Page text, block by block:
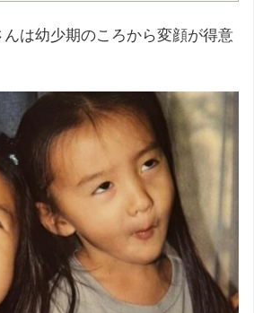
は幼少期のころから変顔が得意